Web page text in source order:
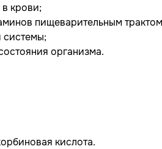
крови;
пищеварительным
системы;
организма.
кислота.